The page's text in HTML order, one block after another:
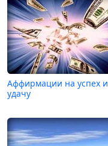
Аффирмации на успех и
удачу